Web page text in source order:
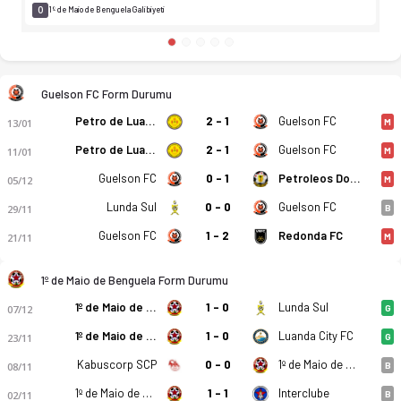
0 1º de Maio de Benguela Galibiyeti
Guelson FC Form Durumu
13/01 Petro de Luanda 2 - 1 Guelson FC M
11/01 Petro de Luanda 2 - 1 Guelson FC M
05/12 Guelson FC 0 - 1 Petroleos Do Lobito M
29/11 Lunda Sul 0 - 0 Guelson FC B
21/11 Guelson FC 1 - 2 Redonda FC M
1º de Maio de Benguela Form Durumu
07/12 1º de Maio de Benguela 1 - 0 Lunda Sul G
23/11 1º de Maio de Benguela 1 - 0 Luanda City FC G
08/11 Kabuscorp SCP 0 - 0 1º de Maio de Benguela B
02/11 1º de Maio de Benguela 1 - 1 Interclube B